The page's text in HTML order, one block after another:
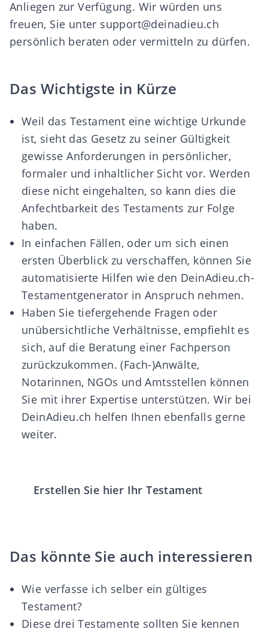
Anliegen zur Verfügung. Wir würden uns
freuen, Sie unter support@deinadieu.ch
persönlich beraten oder vermitteln zu dürfen.
Das Wichtigste in Kürze
Weil das Testament eine wichtige Urkunde
ist, sieht das Gesetz zu seiner Gültigkeit
gewisse Anforderungen in persönlicher,
formaler und inhaltlicher Sicht vor. Werden
diese nicht eingehalten, so kann dies die
Anfechtbarkeit des Testaments zur Folge
haben.
In einfachen Fällen, oder um sich einen
ersten Überblick zu verschaffen, können Sie
automatisierte Hilfen wie den DeinAdieu.ch-
Testamentgenerator in Anspruch nehmen.
Haben Sie tiefergehende Fragen oder
unübersichtliche Verhältnisse, empfiehlt es
sich, auf die Beratung einer Fachperson
zurückzukommen. (Fach-)Anwälte,
Notarinnen, NGOs und Amtsstellen können
Sie mit ihrer Expertise unterstützen. Wir bei
DeinAdieu.ch helfen Ihnen ebenfalls gerne
weiter.
Erstellen Sie hier Ihr Testament
Das könnte Sie auch interessieren
Wie verfasse ich selber ein gültiges
Testament?
Diese drei Testamente sollten Sie kennen